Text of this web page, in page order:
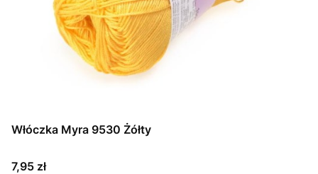
Włóczka Myra 9530 Żółty
Cena
7,95 zł